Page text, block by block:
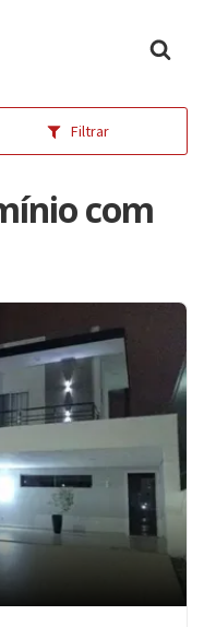
Filtrar
com